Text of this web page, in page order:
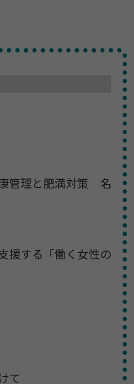
管理と肥満対策 名
援する「働く女性の
て